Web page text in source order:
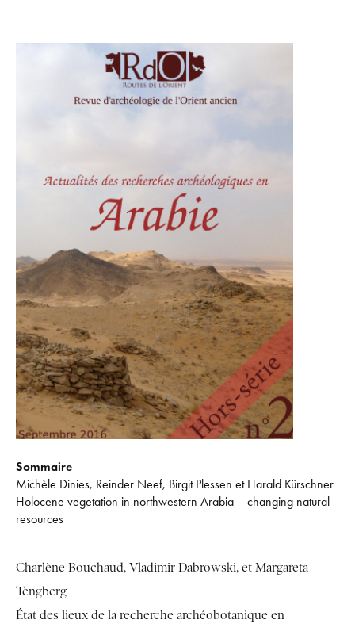
Sommaire
Michèle Dinies, Reinder Neef, Birgit Plessen et Harald Kürschner
Holocene vegetation in northwestern Arabia – changing natural
resources
Charlène Bouchaud, Vladimir Dabrowski, et Margareta
Tengberg
État des lieux de la recherche archéobotanique en